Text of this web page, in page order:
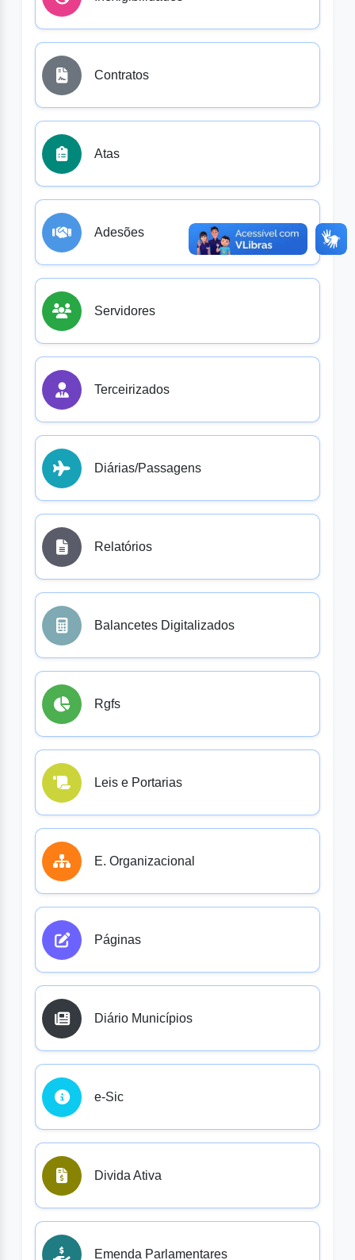
Contratos
Atas
Adesões
Servidores
Terceirizados
Diárias/Passagens
Relatórios
Balancetes Digitalizados
Rgfs
Leis e Portarias
E. Organizacional
Páginas
Diário Municípios
e-Sic
Divida Ativa
Emenda Parlamentares